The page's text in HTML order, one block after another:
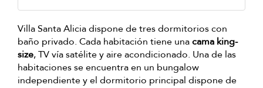
Villa Santa Alicia dispone de tres dormitorios con
baño privado. Cada habitación tiene unacama king-
size, TV vía satélite y aire acondicionado. Una de las
habitaciones se encuentra en un bungalow
independiente y el dormitorio principal dispone de